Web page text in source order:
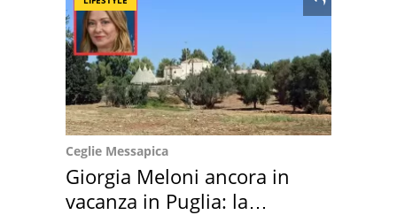
Ceglie Messapica
Giorgia Meloni ancora in
vacanza in Puglia: la